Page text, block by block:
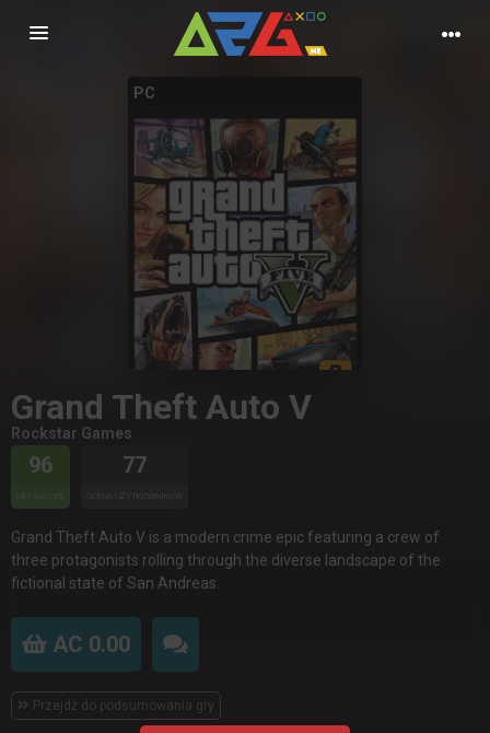
Nawigacja
PC
Grand Theft Auto V
Rockstar Games
96
METASCORE
77
OCENA UŻYTKOWNIKÓW
Grand Theft Auto V is a modern crime epic featuring a crew of
three protagonists rolling through the diverse landscape of the
fictional state of San Andreas.
AC 0.00
Przejdź do podsumowania gry